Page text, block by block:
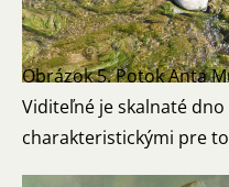
Obrázok 5. Potok Anta
Viditeľné je skalnaté
charakteristickými pre